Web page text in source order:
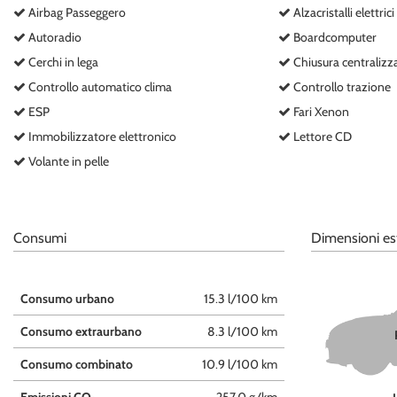
Airbag Passeggero
Autoradio
Cerchi in lega
Controllo automatico clima
ESP
Immobilizzatore elettronico
Volante in pelle
Alzacristalli elettrici
Boardcomputer
Chiusura
Controllo trazione
Fari Xenon
Lettore CD
Consumi
Consumo urbano 15.3 l/100 km
Consumo extraurbano 8.3 l/100 km
Consumo combinato 10.9 l/100 km
Dimensioni
questi
strumenti
tracciamento
si
rimanda
cookie
policy.
modificare
le
in
qualsiasi
momento.